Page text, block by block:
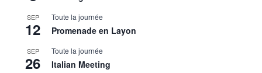
SEP
12
Toute la journée
Promenade en Layon
SEP
26
Toute la journée
Italian Meeting